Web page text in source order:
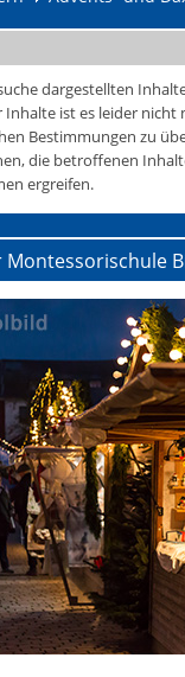
dargestellten
ist es leider
Bestimmungen zu
die betroffenen
ergreifen.